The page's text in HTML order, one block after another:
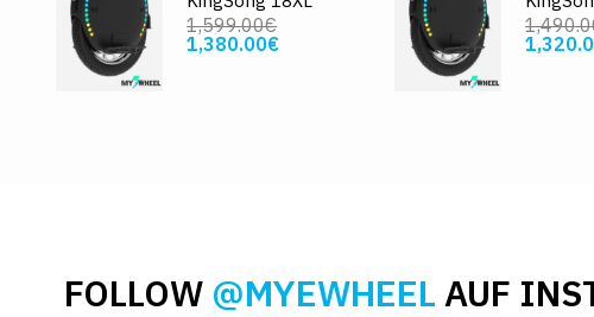
1,599.00€
1,380.00€
FOLLOW @MYEWHEEL AUF